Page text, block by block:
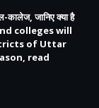
कालेज, जानिए क्या है
and colleges will
of Uttar
read